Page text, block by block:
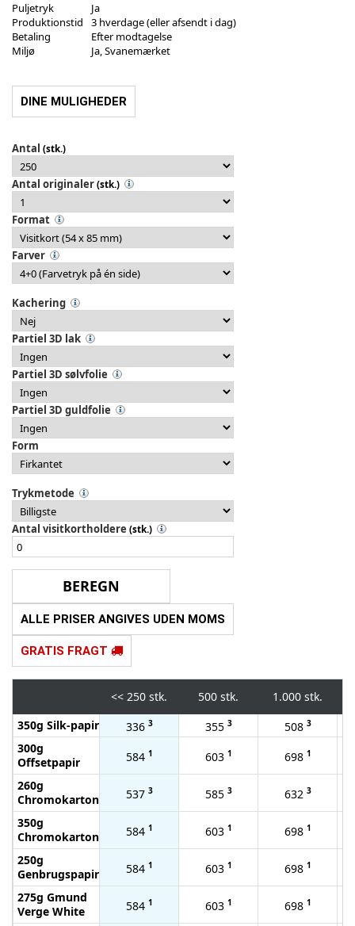
Puljetryk
Ja
Produktionstid
3 hverdage (eller afsendt i dag)
Betaling
Efter modtagelse
Miljø
Ja, Svanemærket
DINE MULIGHEDER
Antal (stk.)
Antal originaler(stk.)
Format
Farver
Kachering
Partiel 3D lak
Partiel 3D sølvfolie
Partiel 3D guldfolie
Form
Trykmetode
Antal visitkortholdere (stk.)
ALLE PRISER ANGIVES UDEN MOMS
GRATIS FRAGT
<< 250 stk. 500 stk. 1.000 stk.
350g Silk-papir
336 3 355 3 508 3
300g
Offsetpapir
584 1 603 1 698 1
260g
Chromokarton
537 3 585 3 632 3
350g
Chromokarton
584 1 603 1 698 1
250g
Genbrugspapir
584 1 603 1 698 1
275g Gmund
Verge White
584 1 603 1 698 1